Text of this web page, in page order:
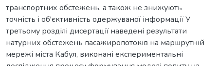
транспортних обстежень, а також не знижують
точність і об'єктивність одержуваної інформації У
третьому розділі дисертації наведені результати
натурних обстежень пасажиропотоків на маршрутній
мережі міста Кабул, виконані експериментальні